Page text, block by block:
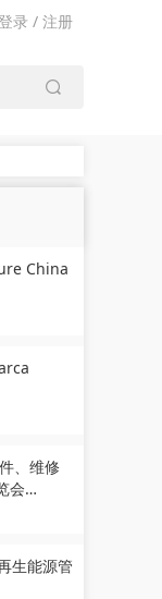
录 / 注册
China
、维修
会
生能源管